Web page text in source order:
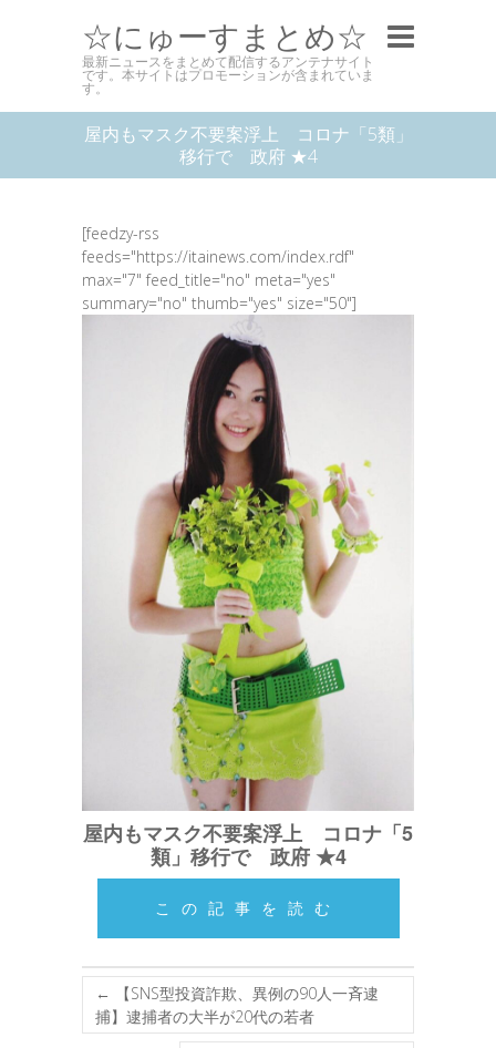
☆にゅーすまとめ☆
最新ニュースをまとめて配信するアンテナサイト
です。本サイトはプロモーションが含まれていま
す。
屋内もマスク不要案浮上 コロナ「5類」
移行で 政府 ★4
[feedzy-rss
feeds="https://itainews.com/index.rdf"
max="7" feed_title="no" meta="yes"
summary="no" thumb="yes" size="50"]
屋内もマスク不要案浮上 コロナ「5
類」移行で 政府 ★4
この記事を読む
←
【SNS型投資詐欺、異例の90人一斉逮
捕】逮捕者の大半が20代の若者